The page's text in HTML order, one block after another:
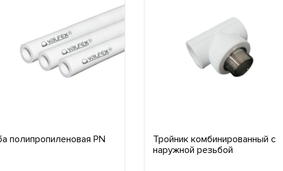
полипропиленовая PN
Тройник комбинированный с
наружной резьбой